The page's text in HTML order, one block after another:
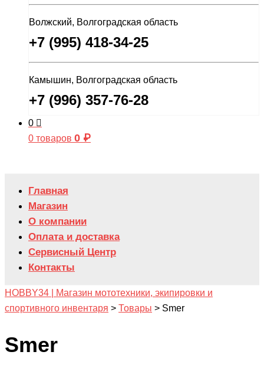
Волжский, Волгоградская область
+7 (995) 418-34-25
Камышин, Волгоградская область
+7 (996) 357-76-28
0
0 товаров 0 ₽
Главная
Магазин
О компании
Оплата и доставка
Сервисный Центр
Контакты
HOBBY34 | Магазин мототехники, экипировки и
спортивного инвентаря > Товары > Smer
Smer